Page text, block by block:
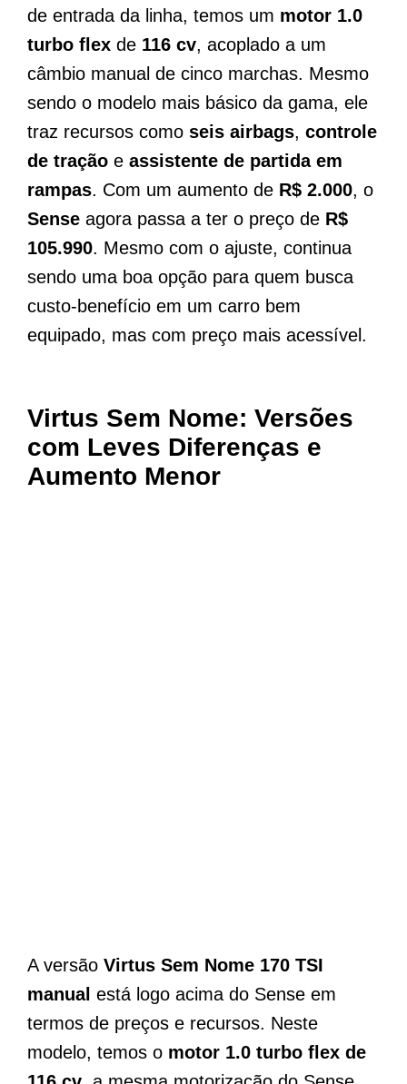
de entrada da linha, temos um motor 1.0
turbo flex de 116 cv, acoplado a um
câmbio manual de cinco marchas. Mesmo
sendo o modelo mais básico da gama, ele
traz recursos como seis airbags, controle
de tração e assistente de partida em
rampas. Com um aumento de R$ 2.000, o
Sense agora passa a ter o preço de R$
105.990. Mesmo com o ajuste, continua
sendo uma boa opção para quem busca
custo-benefício em um carro bem
equipado, mas com preço mais acessível.
Virtus Sem Nome: Versões
com Leves Diferenças e
Aumento Menor
A versão Virtus Sem Nome 170 TSI
manual está logo acima do Sense em
termos de preços e recursos. Neste
modelo, temos o motor 1.0 turbo flex de